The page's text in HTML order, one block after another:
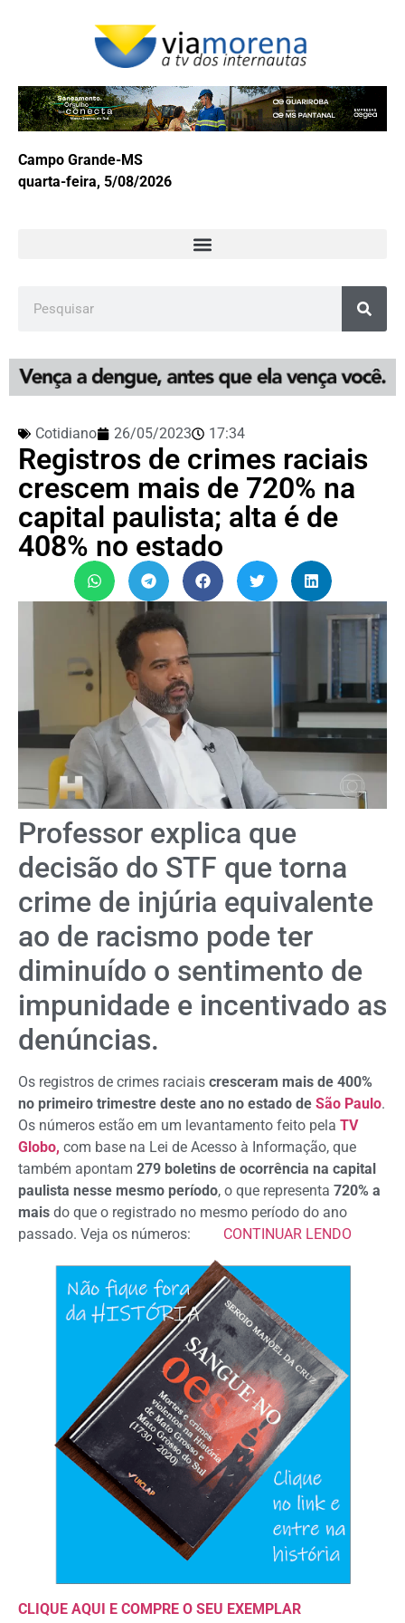
Campo Grande-MS
quarta-feira, 5/08/2026
Cotidiano 26/05/2023 17:34
Registros de crimes raciais
crescem mais de 720% na
capital paulista; alta é de
408% no estado
Professor explica que
decisão do STF que torna
crime de injúria equivalente
ao de racismo pode ter
diminuído o sentimento de
impunidade e incentivado as
denúncias.
Os registros de crimes raciais cresceram mais de 400%
no primeiro trimestre deste ano no estado de São Paulo.
Os números estão em um levantamento feito pela TV
Globo, com base na Lei de Acesso à Informação, que
também apontam 279 boletins de ocorrência na capital
paulista nesse mesmo período, o que representa 720% a
mais do que o registrado no mesmo período do ano
passado. Veja os números:
CONTINUAR LENDO
CLIQUE AQUI E COMPRE O SEU EXEMPLAR